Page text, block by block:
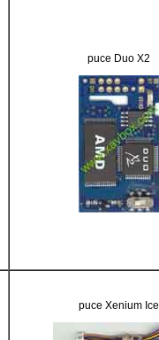
puce Duo X2
puce Xenium Ice